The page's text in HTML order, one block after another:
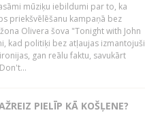
mūziķu iebildumi par to, ka
priekšvēlēšanu kampaņā bez
Olivera šova "Tonight with John
kad politiķi bez atļaujas izmantojuši
gan reālu faktu, savukārt
PIELĪP KĀ KOŠĻENE?